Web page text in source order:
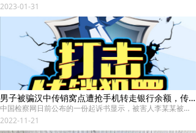
2023-01-31
男子被骗汉中传销窝点遭抢手机转走银行余额，传销成员被以抢劫罪追究刑责
中国检察网日前公布的一份起诉书显示，被害人李某某被骗至传销组织后拒绝加入该传销组织，其后被打，传销组织成员还夺走了他的手机，转走了微信绑定的银行卡大部分余额。
2022-11-21